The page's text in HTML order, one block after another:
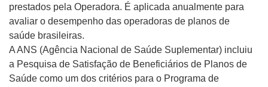
prestados pela Operadora. É aplicada anualmente para
avaliar o desempenho das operadoras de planos de
saúde brasileiras.
A ANS (Agência Nacional de Saúde Suplementar) incluiu
a Pesquisa de Satisfação de Beneficiários de Planos de
Saúde como um dos critérios para o Programa de